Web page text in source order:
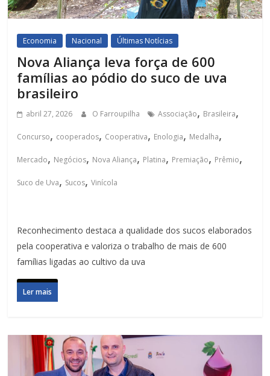
Economia Nacional Últimas Notícias
Nova Aliança leva força de 600
famílias ao pódio do suco de uva
brasileiro
abril 27, 2026 O Farroupilha Associação, Brasileira,
Concurso, cooperados, Cooperativa, Enologia, Medalha,
Mercado, Negócios, Nova Aliança, Platina, Premiação, Prêmio,
Suco de Uva, Sucos,Vinícola
Reconhecimento destaca a qualidade dos sucos elaborados
pela cooperativa e valoriza o trabalho de mais de 600
famílias ligadas ao cultivo da uva
Ler mais